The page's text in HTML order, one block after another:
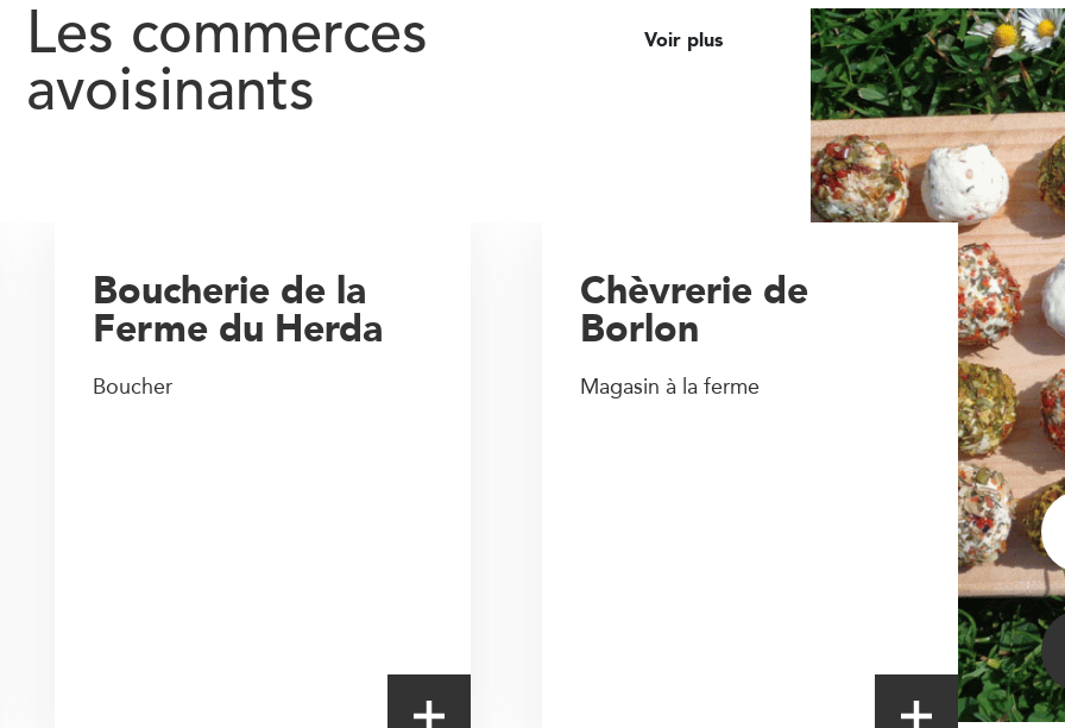
Les commerces
avoisinants
Voir plus
Chèvrerie de
Borlon
Magasin à la ferme
Boucherie de la
Ferme du Herda
Boucher